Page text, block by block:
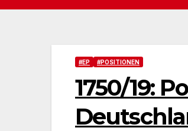
#EP #POSITIONEN
1750/19: